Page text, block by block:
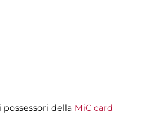
possessori della MiC card